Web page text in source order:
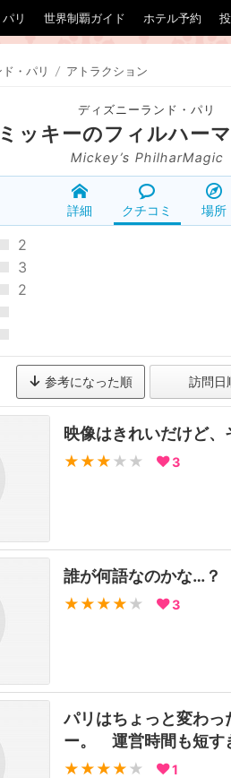
リ 世界制覇ガイド ホテル予約
・パリ / アトラクション
ディズニーランド・パリ
ミッキーのフィルハー
Mickey’s PhilharMagic
詳細 クチコミ 場所
2
3
2
参考になった順 訪問日
映像はきれいだけど
★★★ ★★ 3
誰が何語なのかな…？
★★★★ ★ 3
パリはちょっと変わっ
ー。 運営時間も短す
★★★★ ★ 1